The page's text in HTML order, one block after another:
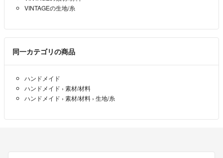
VINTAGEの生地/糸
同一カテゴリの商品
ハンドメイド
ハンドメイド › 素材/材料
ハンドメイド › 素材/材料 › 生地/糸